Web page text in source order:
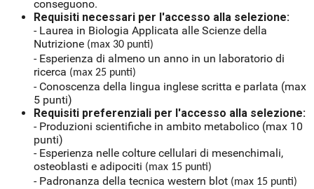
conseguono.
Requisiti necessari per l'accesso alla selezione:
- Laurea in Biologia Applicata alle Scienze della
Nutrizione (max 30 punti)
- Esperienza di almeno un anno in un laboratorio di
ricerca (max 25 punti)
- Conoscenza della lingua inglese scritta e parlata (max
5 punti)
Requisiti preferenziali per l'accesso alla selezione:
- Produzioni scientifiche in ambito metabolico (max 10
punti)
- Esperienza nelle colture cellulari di mesenchimali,
osteoblasti e adipociti (max 15 punti)
- Padronanza della tecnica western blot (max 15 punti)